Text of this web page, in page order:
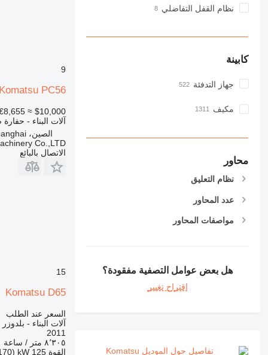
نظام القفل التفاضلي
كابينة
جهاز التدفئة
مكيف
محاور
نظام التعليق
عدد المحاور
مواصفات المحاور
هل بعض عوامل التصفية مفقودة؟
اقتراح تغيير
تفاصيل حول الموديل Komatsu
9
Komatsu PC56
$10,000
≈ €8,655
آلات البناء -
الصين، Shanghai
Co.,LTD
الاتصال بالبائع
15
Komatsu D65
السعر عند الطلب
آلات البناء - بلدوزر
2011
٨٬٣٠٥ متر / ساعة
القوة 125 kW (170 حصان)